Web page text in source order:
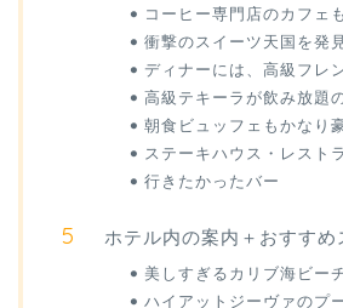
コーヒー専門店のカフェ
衝撃のスイーツ天国を発
ディナーには、高級フレ
高級テキーラが飲み放題
朝食ビュッフェもかなり
ステーキハウス・レスト
行きたかったバー
ホテル内の案内＋おすすめ
美しすぎるカリブ海ビー
ハイアットジーヴァのプ